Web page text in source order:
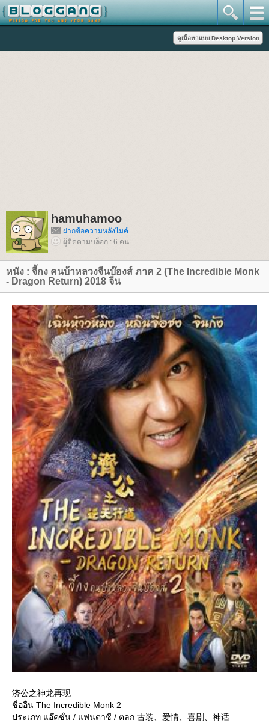
hamuhamoo
ฝากข้อความหลังไมค์
ผู้ติดตามบล็อก : 6 คน
หนัง : จี้กง คนบ้าหลวงจีนบ๊องส์ ภาค 2 (The Incredible Monk
- Dragon Return) 2018 จีน
济公之神龙再现
ชื่ออื่น The Incredible Monk 2
ประเภท แอ๊คชั่น / แฟนตาซี / ตลก 古装、爱情、喜剧、神话